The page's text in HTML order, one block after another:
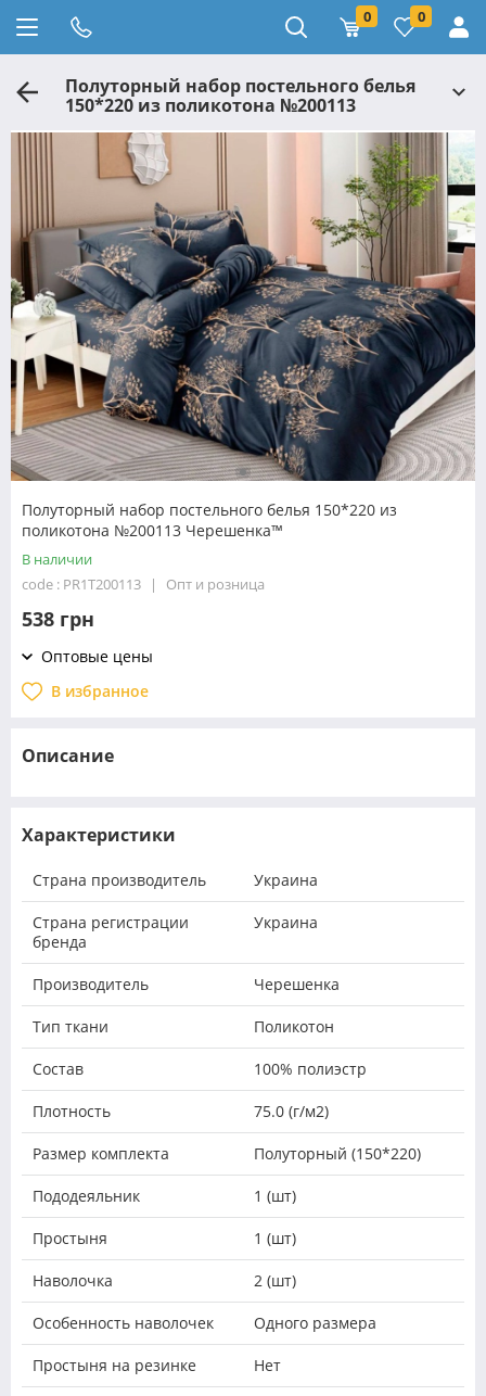
0 0
Полуторный набор постельного белья
150*220 из поликотона №200113
Полуторный набор постельного белья 150*220 из
поликотона №200113 Черешенка™
В наличии
code : PR1T200113
Опт и розница
538 грн
Оптовые цены
В избранное
Описание
Характеристики
Страна производитель Украина
Страна регистрации
бренда
Украина
Производитель Черешенка
Тип ткани Поликотон
Состав 100% полиэстр
Плотность 75.0 (г/м2)
Размер комплекта Полуторный (150*220)
Пододеяльник 1 (шт)
Простыня 1 (шт)
Наволочка 2 (шт)
Особенность наволочек Одного размера
Простыня на резинке Нет